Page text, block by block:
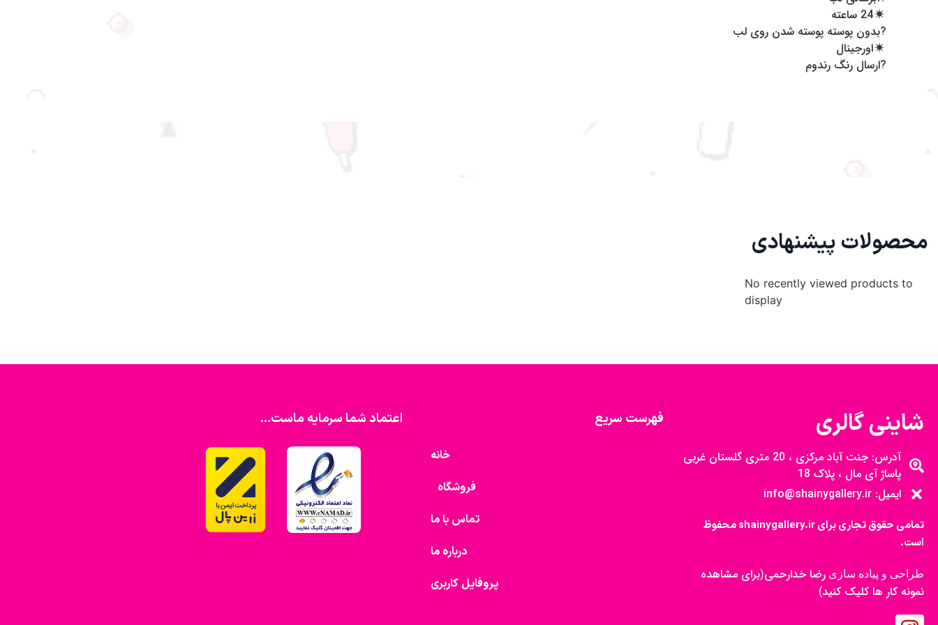
24 ساعته
?بدون پوسته پوسته شدن روی لب‌
اورجینال
?ارسال رنگ رندوم
محصولات پیشنهادی
No recently viewed products to
display
شاینی گالری
آدرس: جنت آباد مرکزی ، 20 متری گلستان غربی
پاساژ آی مال ، پلاک 18
ایمیل: info@shainygallery.ir
تمامی حقوق تجاری برای shainygallery.ir محفوظ
است.
طراحی و پیاده سازی رضا خدارحمی(برای مشاهده
نمونه کار ها کلیک کنید)
فهرست سریع
خانه
فروشگاه
تماس با ما
درباره ما
پروفایل کاربری
اعتماد شما سرمایه ماست...